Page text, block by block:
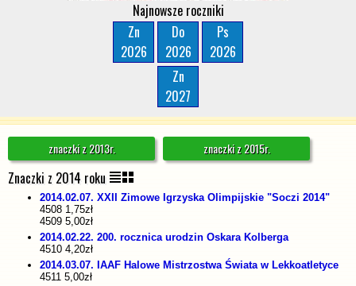
Najnowsze roczniki
Zn
2026
Do
2026
Ps
2026
Zn
2027
znaczki z 2013r. znaczki z 2015r.
Znaczki z 2014 roku
2014.02.07. XXII Zimowe Igrzyska Olimpijskie "Soczi 2014"
4508 1,75zł
4509 5,00zł
2014.02.22. 200. rocznica urodzin Oskara Kolberga
4510 4,20zł
2014.03.07. IAAF Halowe Mistrzostwa Świata w Lekkoatletyce
4511 5,00zł